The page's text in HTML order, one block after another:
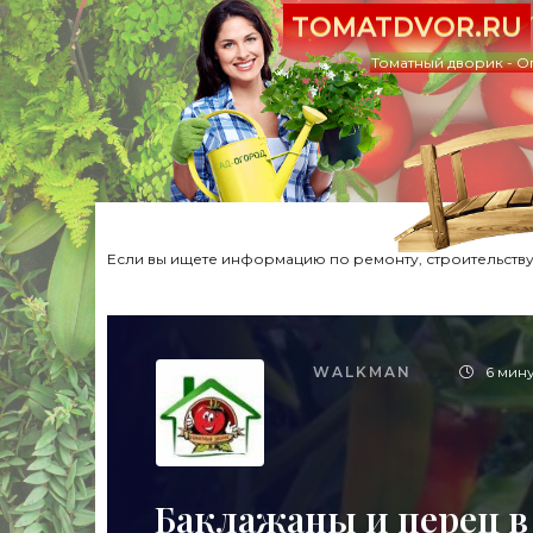
TOMATDVOR.RU
Томатный дворик -
Если вы ищете информацию по ремонту,
WALKMAN 6
Баклажаны и перец